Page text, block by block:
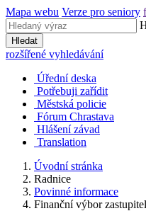
Mapa webu Verze pro seniory
Hledat
rozšířené vyhledávání
Úřední deska
Potřebuji zařídit
Městská policie
Fórum Chrastava
Hlášení závad
Translation
Úvodní stránka
Radnice
Povinné informace
Finanční výbor